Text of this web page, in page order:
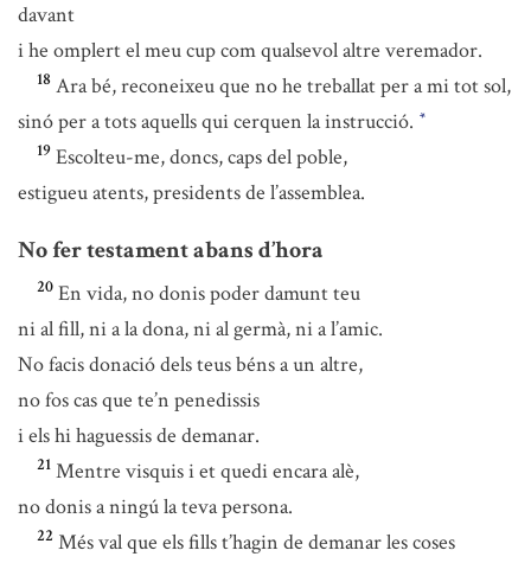
davant
i he omplert el meu cup com qualsevol altre veremador.
18 Ara bé, reconeixeu que no he treballat per a mi tot sol,
sinó per a tots aquells qui cerquen la instrucció. *
19 Escolteu-me, doncs, caps del poble,
estigueu atents, presidents de l’assemblea.
No fer testament abans d’hora
20 En vida, no donis poder damunt teu
ni al fill, ni a la dona, ni al germà, ni a l’amic.
No facis donació dels teus béns a un altre,
no fos cas que te’n penedissis
i els hi haguessis de demanar.
21 Mentre visquis i et quedi encara alè,
no donis a ningú la teva persona.
22 Més val que els fills t’hagin de demanar les coses